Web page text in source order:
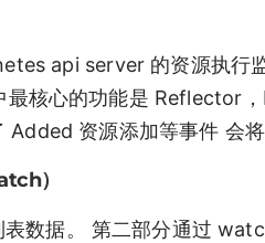
api server 的资源执行
最核心的功能是 Reflector
Added 资源添加等事件 会
）
数据。 第二部分通过